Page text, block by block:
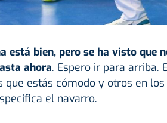
está bien, pero se ha visto que
ahora. Espero ir para arriba.
que estás cómodo y otros en
el navarro.